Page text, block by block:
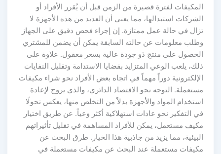
المكيفات لفترة قصيرة من الزمن قبل أن يُقرر الأفراد أو
الشركات استبدالها، مما يعني أن العديد من هذه الأجهزة لا
تزال في حالة عمل ممتازة. إن إجراء فحص دقيق على الجهاز
وطلب معلومات عن حالته السابقة يمكن أن يضمن للمشتري
الحصول على منتج ذو جودة عالية بسعر معقول. علاوة على
ذلك، يلعب الوعي المتزايد بقضايا الاستدامة وتقليل النفايات
الإلكترونية دوراً مهماً في اتجاه بعض الأفراد نحو شراء مكيفات
مستعملة. التوجه نحو الاقتصاد الدائري، والذي يروج لإعادة
استخدام المواد والأجهزة بدلاً من التخلص منها، يعكس تحولًا
في التفكير نحو عادات استهلاكية أكثر وعياً. عن طريق اختيار
مكيف مستعمل، يمكن للأفراد المساهمة في تقليل تأثيراتهم
البيئية، مما يزيد من جاذبية هذا الخيار. طرق البحث عن
مكيفات مستعملة عند البحث عن مكيفات مستعملة في